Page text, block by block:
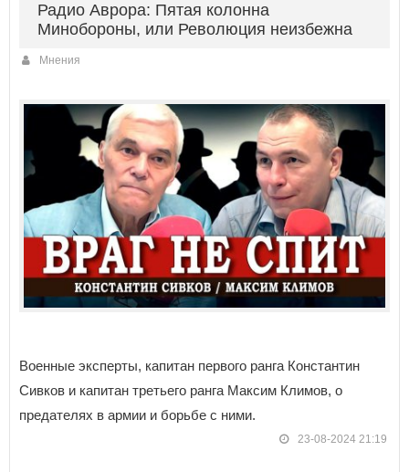
Радио Аврора: Пятая колонна
Минобороны, или Революция неизбежна
Мнения
Военные эксперты, капитан первого ранга Константин
Сивков и капитан третьего ранга Максим Климов, о
предателях в армии и борьбе с ними.
23-08-2024 21:19